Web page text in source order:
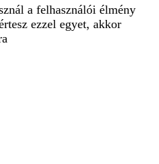
a felhasználói élmény
ezzel egyet, akkor